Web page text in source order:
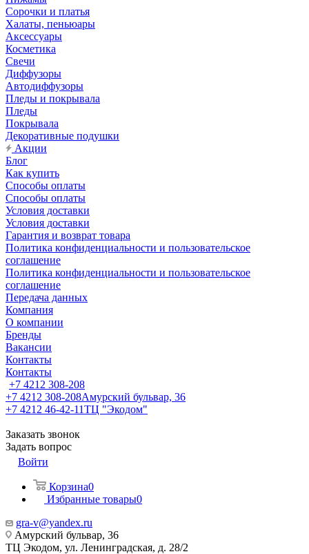
Сорочки и платья
Халаты, пеньюары
Аксессуары
Косметика
Свечи
Диффузоры
Автодиффузоры
Пледы и покрывала
Пледы
Покрывала
Декоративные подушки
Акции
Блог
Как купить
Способы оплаты
Способы оплаты
Условия доставки
Условия доставки
Гарантия и возврат товара
Политика конфиденциальности и пользовательское
соглашение
Политика конфиденциальности и пользовательское
соглашение
Передача данных
Компания
О компании
Бренды
Вакансии
Контакты
Контакты
+7 4212 308-208
+7 4212 308-208Амурский бульвар, 36
+7 4212 46-42-11ТЦ "Экодом"
Заказать звонок
Задать вопрос
Войти
Корзина0
Избранные товары0
gra-v@yandex.ru
Амурский бульвар, 36
ТЦ Экодом, ул. Ленинградская, д. 28/2